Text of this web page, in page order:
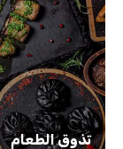
تذوق الطعام